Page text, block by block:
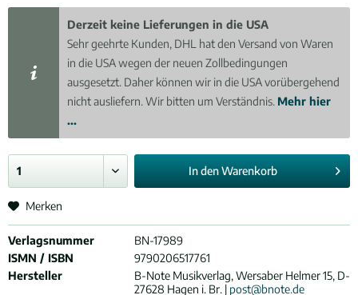
Derzeit keine Lieferungen in die USA
Sehr geehrte Kunden, DHL hat den Versand von Waren
in die USA wegen der neuen Zollbedingungen
ausgesetzt. Daher können wir in die USA vorübergehend
nicht ausliefern. Wir bitten um Verständnis. Mehr hier
...
In denWarenkorb
Merken
Verlagsnummer
BN-17989
ISMN / ISBN
9790206517761
Hersteller
B-Note Musikverlag, Wersaber Helmer 15, D-
27628 Hagen i. Br. | post@bnote.de